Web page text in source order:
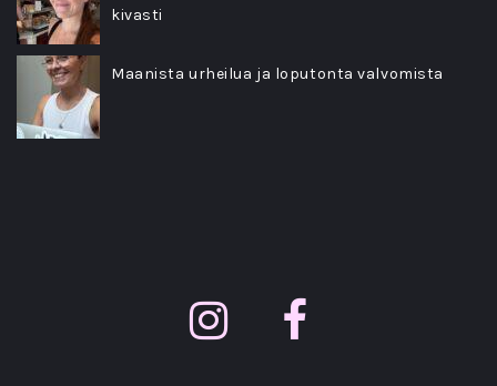
kivasti
Maanista urheilua ja loputonta valvomista